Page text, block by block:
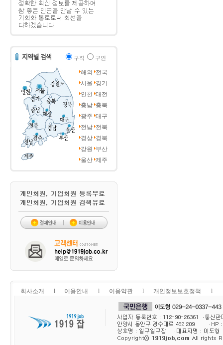
구직 구인
해외
전국
서울 경기
인천 대전
충남 충북
광주 대구
전남 전북
경상 경북
강원
부산
울산 제주
회사소개 l 이용안내 l 이용약관 l 개인정보보호정책 l